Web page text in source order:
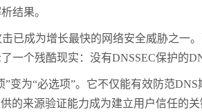
结果。
已成为增长最快的网络安全威胁之一
一个残酷现实：没有DNSSEC保护的
”变为“必选项”。它不仅能有效防范DNS
的来源验证能力成为建立用户信任的关